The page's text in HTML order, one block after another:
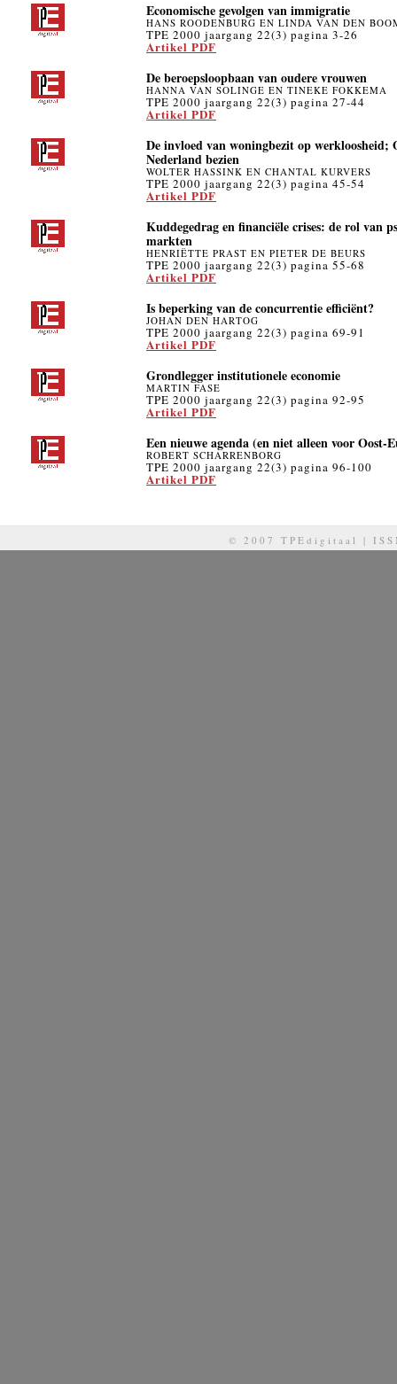
Economische gevolgen van immigratie
HANS ROODENBURG EN LINDA VAN DEN
TPE 2000 jaargang 22(3) pagina 3-26
Artikel PDF
De beroepsloopbaan van oudere vrouwen
HANNA VAN SOLINGE EN TINEKE FOKKEMA
TPE 2000 jaargang 22(3) pagina 27-44
Artikel PDF
De invloed van woningbezit op werkloosheid;
Nederland bezien
WOLTER HASSINK EN CHANTAL KURVERS
TPE 2000 jaargang 22(3) pagina 45-54
Artikel PDF
Kuddegedrag en financiële crises: de rol van
markten
HENRIËTTE PRAST EN PIETER DE BEURS
TPE 2000 jaargang 22(3) pagina 55-68
Artikel PDF
Is beperking van de concurrentie efficiënt?
JOHAN DEN HARTOG
TPE 2000 jaargang 22(3) pagina 69-91
Artikel PDF
Grondlegger institutionele economie
MARTIN FASE
TPE 2000 jaargang 22(3) pagina 92-95
Artikel PDF
Een nieuwe agenda (en niet alleen voor Oost-
ROBERT SCHARRENBORG
TPE 2000 jaargang 22(3) pagina 96-100
Artikel PDF
© 2007 TPEdigitaal |